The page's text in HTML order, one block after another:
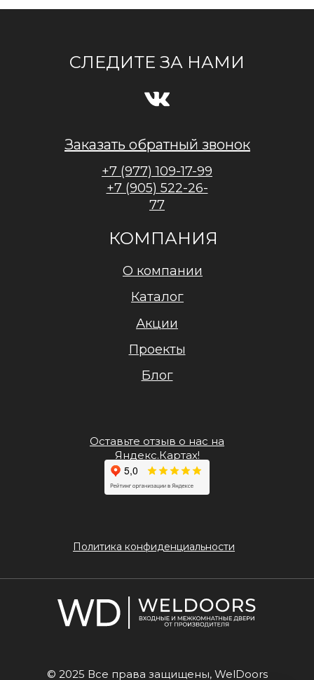
СЛЕДИТЕ ЗА НАМИ
КОМПАНИЯ
+7 (977) 109-17-99
+7 (905) 522-26-
77
О компании
Каталог
Акции
Оставьте отзыв о нас на
Яндекс.Картах!
Проекты
Заказать обратный звонок
© 2025 Все права защищены, WelDoors
Политика конфиденциальности
Блог